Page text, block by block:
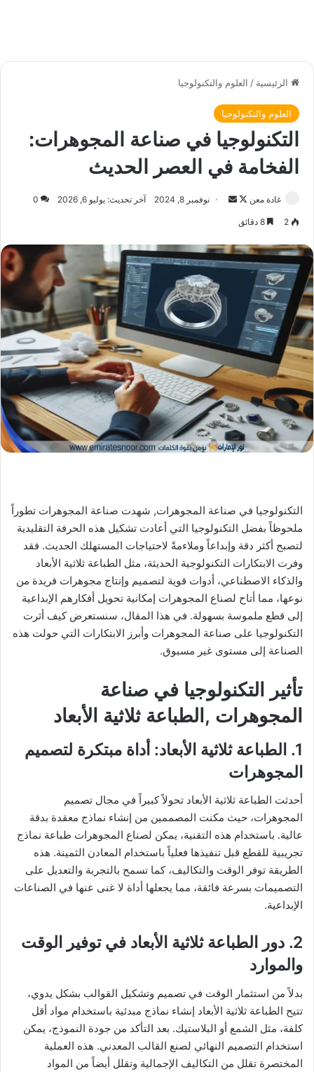
الرئيسية / العلوم والتكنولوجيا
العلوم والتكنولوجيا
التكنولوجيا في صناعة المجوهرات:
الفخامة في العصر الحديث
غادة معن
ت
ع
ع
ل
ب
ي
إ
ل
ك
ت
ر
و
ن
نوفمبر 8, 2024 آخر تحديث: يوليو 6, 2026 0
2
التكنولوجيا في صناعة المجوهرات, شهدت صناعة المجوهرات تطوراً
ملحوظاً بفضل التكنولوجيا التي أعادت تشكيل هذه الحرفة التقليدية
لتصبح أكثر دقة وإبداعاً وملاءمةً لاحتياجات المستهلك الحديث. فقد
وفرت الابتكارات التكنولوجية الحديثة، مثل الطباعة ثلاثية الأبعاد
والذكاء الاصطناعي، أدوات قوية لتصميم وإنتاج مجوهرات فريدة من
نوعها، مما أتاح لصناع المجوهرات إمكانية تحويل أفكارهم الإبداعية
إلى قطع ملموسة بسهولة. في هذا المقال، سنستعرض كيف أثرت
التكنولوجيا على صناعة المجوهرات وأبرز الابتكارات التي حولت هذه
الصناعة إلى مستوى غير مسبوق.
تأثير التكنولوجيا في صناعة
المجوهرات ,الطباعة ثلاثية الأبعاد
1. الطباعة ثلاثية الأبعاد: أداة مبتكرة لتصميم
المجوهرات
أحدثت الطباعة ثلاثية الأبعاد تحولاً كبيراً في مجال تصميم
المجوهرات، حيث مكنت المصممين من إنشاء نماذج معقدة بدقة
عالية. باستخدام هذه التقنية، يمكن لصناع المجوهرات طباعة نماذج
تجريبية للقطع قبل تنفيذها فعلياً باستخدام المعادن الثمينة. هذه
الطريقة توفر الوقت والتكاليف، كما تسمح بالتجربة والتعديل على
التصميمات بسرعة فائقة، مما يجعلها أداة لا غنى عنها في الصناعات
الإبداعية.
2. دور الطباعة ثلاثية الأبعاد في توفير الوقت
والموارد
بدلاً من استثمار الوقت في تصميم وتشكيل القوالب بشكل يدوي،
تتيح الطباعة ثلاثية الأبعاد إنشاء نماذج مبدئية باستخدام مواد أقل
كلفة، مثل الشمع أو البلاستيك. بعد التأكد من جودة النموذج، يمكن
استخدام التصميم النهائي لصنع القالب المعدني. هذه العملية
المختصرة تقلل من التكاليف الإجمالية وتقلل أيضاً من المواد